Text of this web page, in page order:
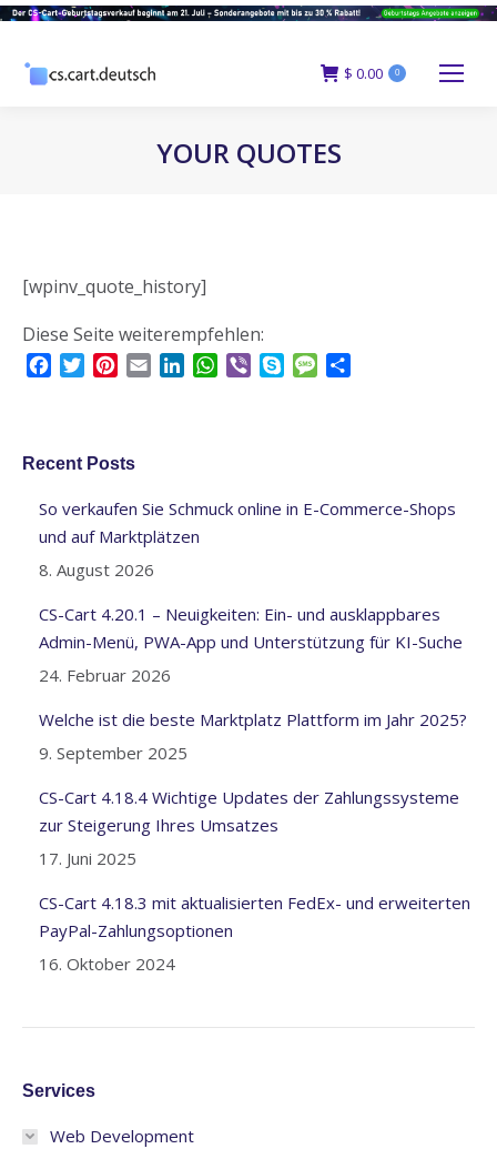
$ 0.00 0
YOUR QUOTES
[wpinv_quote_history]
Diese Seite weiterempfehlen:
Facebook
TwitterPinterest
Email LinkedInWhatsApp
Viber SkypeMessage
Recent Posts
So verkaufen Sie Schmuck online in E-Commerce-Shops
und auf Marktplätzen
8. August 2026
CS-Cart 4.20.1 – Neuigkeiten: Ein- und ausklappbares
Admin-Menü, PWA-App und Unterstützung für KI-Suche
24. Februar 2026
Welche ist die beste Marktplatz Plattform im Jahr 2025?
9. September 2025
CS-Cart 4.18.4 Wichtige Updates der Zahlungssysteme
zur Steigerung Ihres Umsatzes
17. Juni 2025
CS-Cart 4.18.3 mit aktualisierten FedEx- und erweiterten
PayPal-Zahlungsoptionen
16. Oktober 2024
Services
Web Development